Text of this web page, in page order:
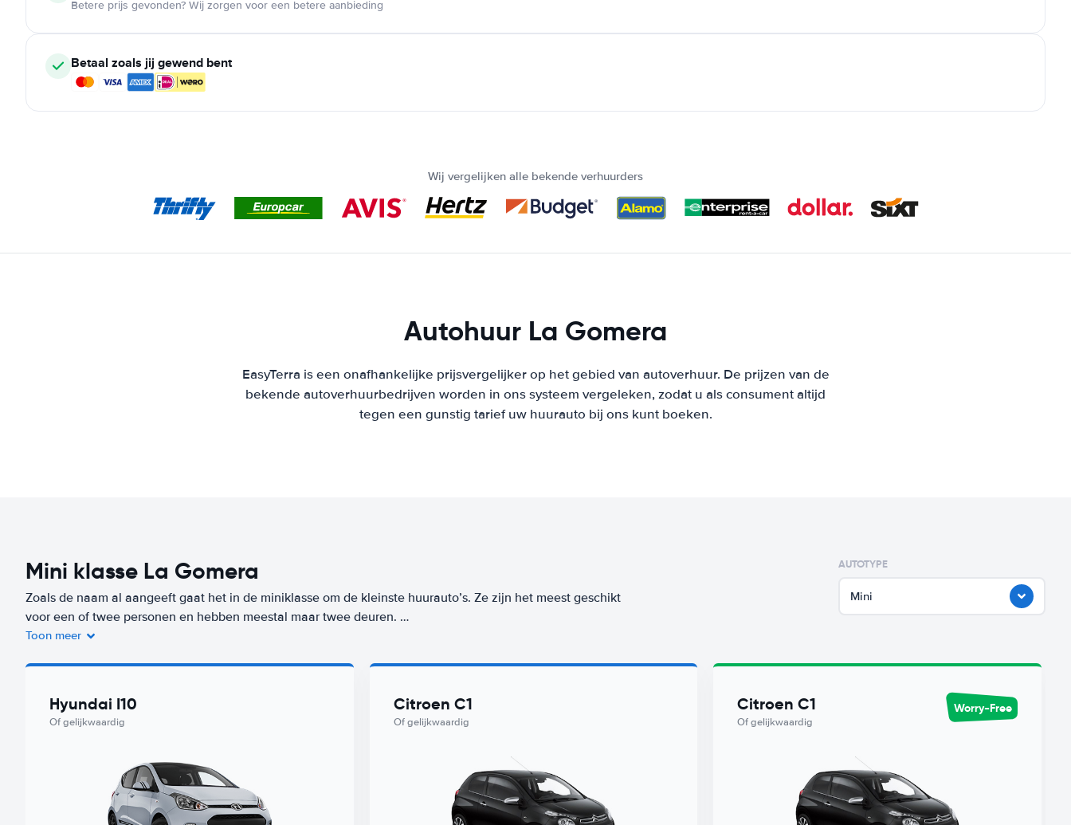
Betere prijs gevonden? Wij zorgen voor een betere aanbieding
Betaal zoals jij gewend bent
Wij vergelijken alle bekende verhuurders
Autohuur La Gomera
EasyTerra is een onafhankelijke prijsvergelijker op het gebied van autoverhuur. De prijzen van de
bekende autoverhuurbedrijven worden in ons systeem vergeleken, zodat u als consument altijd
tegen een gunstig tarief uw huurauto bij ons kunt boeken.
Mini klasse La Gomera
Zoals de naam al aangeeft gaat het in de miniklasse om de kleinste huurauto’s. Ze zijn het meest geschikt
voor een of twee personen en hebben meestal maar twee deuren.
Worry-Free label. De goedkoopste auto uit deze klasse met Worry-Free label huur je vanaf
Budget.
Toon meer
AUTOTYPE
Mini
Hyundai I10
Of gelijkwaardig
Citroen C1
Of gelijkwaardig
Citroen C1
Of gelijkwaardig
Worry-Free